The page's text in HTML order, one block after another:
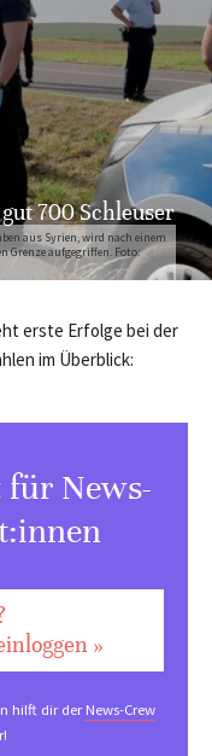
aus Syrien, wird nach einem
Grenze aufgegriffen. Foto:
700 Schleuser
erste Erfolge bei der
im Überblick:
News-
»
hilft dir derNews-Crew